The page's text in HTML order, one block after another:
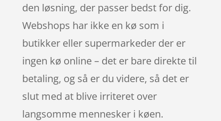
den løsning, der passer bedst for dig.
Webshops har ikke en kø som i
butikker eller supermarkeder der er
ingen kø online – det er bare direkte til
betaling, og så er du videre, så det er
slut med at blive irriteret over
langsomme mennesker i køen.